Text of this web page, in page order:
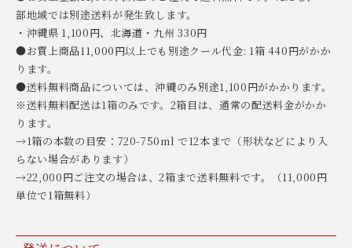
部地域では別途送料が発生致します。
・沖縄県 1,100円、北海道・九州 330円
●お買上商品11,000円以上でも別途クール代金: 1箱 440円がかか
ります。
●送料無料商品については、沖縄のみ別途1,100円がかかります。
※送料無料配送は1箱のみです。2箱目は、通常の配送料金がかか
ります。
→1箱の本数の目安：720-750ml で12本まで（形状などにより入
らない場合があります）
→22,000円ご注文の場合は、2箱まで送料無料です。（11,000円
単位で1箱無料）